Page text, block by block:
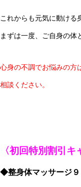
これからも元気に動ける
まずは一度、ご自身の体
心身の不調でお悩みの
相談ください。
〈初回特別割引キ
◆整身体マッサージ